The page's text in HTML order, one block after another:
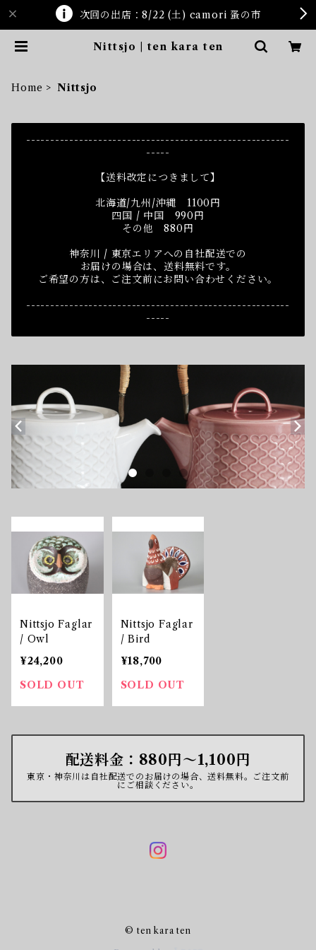
次回の出店：8/22 (土) camori 蚤の市
Nittsjo | ten kara ten
Home Nittsjo
-------------------------------------------------------
-----
【送料改定につきまして】
北海道/九州/沖縄 1100円
四国 / 中国 990円
その他 880円
神奈川 / 東京エリアへの自社配送での
お届けの場合は、送料無料です。
ご希望の方は、ご注文前にお問い合わせください。
-------------------------------------------------------
-----
Nittsjo Faglar
/ Owl
¥24,200
SOLD OUT
Nittsjo Faglar
/ Bird
¥18,700
SOLD OUT
配送料金：880円〜1,100円
東京・神奈川は自社配送でのお届けの場合、送料無料。ご注文前
にご相談ください。
© ten kara ten